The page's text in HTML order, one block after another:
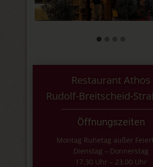
Restaurant Athos
Rudolf-Breitscheid-
Öffnungszeiten
Montag Ruhetag außer
Dienstag – Donnerstag
17.30 Uhr – 23.00 Uhr